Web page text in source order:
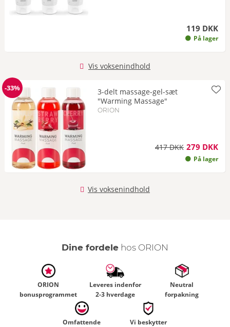
119 DKK
På lager
Vis voksenindhold
Rabat
-33%
3-delt massage-gel-sæt
"Warming Massage"
ORION
417 DKK 279 DKK
På lager
Vis voksenindhold
Dine fordele hos ORION
ORION
bonusprogrammet
Leveres indenfor
2-3 hverdage
Neutral
forpakning
Omfattende
Vi beskytter